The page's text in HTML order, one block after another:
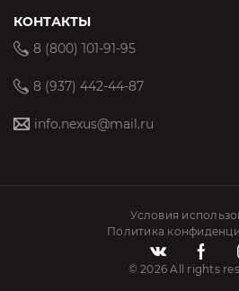
КОНТАКТЫ
8 (800) 101-91-95
8 (937) 442-44-87
info.nexus@mail.ru
© 2026 All rights
Условия
Политика